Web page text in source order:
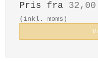
Pris fra 32,00
(inkl. moms)